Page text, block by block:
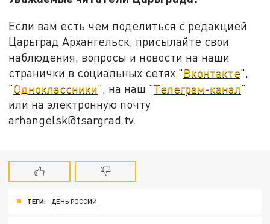
Если вам есть чем поделиться с редакцией
Царьград Архангельск, присылайте свои
наблюдения, вопросы и новости на наши
странички в социальных сетях "Вконтакте",
"Одноклассники", на наш "Телеграм-канал"
или на электронную почту
arhangelsk@tsargrad.tv.
ТЕГИ: ДЕНЬ РОССИИ